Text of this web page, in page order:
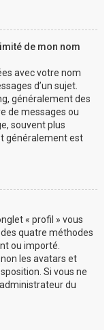
de mon nom
avec votre nom
d’un sujet.
généralement des
de messages ou
souvent plus
généralement est
« profil » vous
quatre méthodes
ou importé.
les avatars et
Si vous ne
du